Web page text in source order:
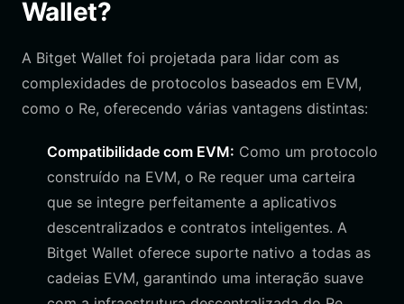
Wallet?
A Bitget Wallet foi projetada para lidar com as
complexidades de protocolos baseados em EVM,
como o Re, oferecendo várias vantagens distintas:
Compatibilidade com EVM: Como um protocolo
construído na EVM, o Re requer uma carteira
que se integre perfeitamente a aplicativos
descentralizados e contratos inteligentes. A
Bitget Wallet oferece suporte nativo a todas as
cadeias EVM, garantindo uma interação suave